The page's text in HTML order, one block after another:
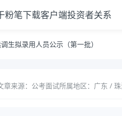
粉笔下载客户端投资者关系
生拟录用人员公示（第一批）
章来源：公考面试所属地区：广东 /